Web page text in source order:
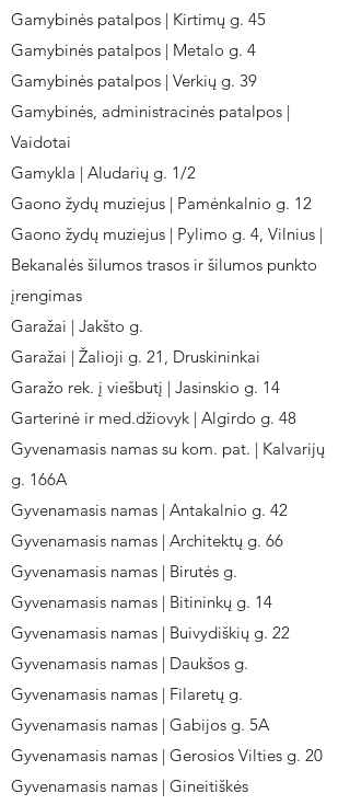
Gamybinės patalpos | Kirtimų g. 45
Gamybinės patalpos | Metalo g. 4
Gamybinės patalpos | Verkių g. 39
Gamybinės, administracinės patalpos |
Vaidotai
Gamykla | Aludarių g. 1/2
Gaono žydų muziejus | Pamėnkalnio g. 12
Gaono žydų muziejus | Pylimo g. 4, Vilnius |
Bekanalės šilumos trasos ir šilumos punkto
įrengimas
Garažai | Jakšto g.
Garažai | Žalioji g. 21, Druskininkai
Garažo rek. į viešbutį | Jasinskio g. 14
Garterinė ir med.džiovyk | Algirdo g. 48
Gyvenamasis namas su kom. pat. | Kalvarijų
g. 166A
Gyvenamasis namas | Antakalnio g. 42
Gyvenamasis namas | Architektų g. 66
Gyvenamasis namas | Birutės g.
Gyvenamasis namas | Bitininkų g. 14
Gyvenamasis namas | Buivydiškių g. 22
Gyvenamasis namas | Daukšos g.
Gyvenamasis namas | Filaretų g.
Gyvenamasis namas | Gabijos g. 5A
Gyvenamasis namas | Gerosios Vilties g. 20
Gyvenamasis namas | Gineitiškės